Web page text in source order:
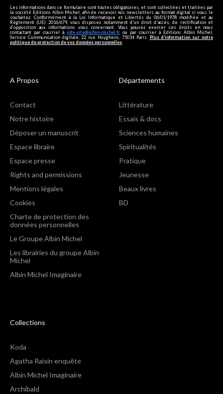
Les informations dans ce formulaire sont toutes obligatoires, et sont collectées et traitées par
la société Editions Albin Michel, afin de recevoir nos newsletters au format digital si vous le
souhaitez. Conformément à la Loi Informatique et Libertés du 06/01/1978 modifiée et au
Règlement (UE) 2016/679, vous disposez notamment d'un droit d'accès, de rectification et
d’opposition aux informations vous concernant. Vous pouvez exercer ces droits en nous
contactant par courriel à info-site@albin-michel.fr ou par courrier à Editions Albin Michel,
Service Communication digitale, 22 rue Huyghens, 75014 Paris. Plus d’information sur notre
politique de protection de vos données personnelles
A Propos
Contact
Notre histoire
Déposer un manuscrit
Espace libraire
Espace presse
Rights and permissions
Mentions légales
Cookies
Charte de protection des
données personnelles
Le Groupe Albin Michel
Les librairies du groupe Albin
Michel
Albin Michel Imaginaire
Départements
Littérature
Essais & docs
Sciences humaines
Spiritualités
Pratique
Jeunesse
Beaux livres
BD
Collections
Koda
Agatha Raisin enquête
Albin Michel Imaginaire
Archibald